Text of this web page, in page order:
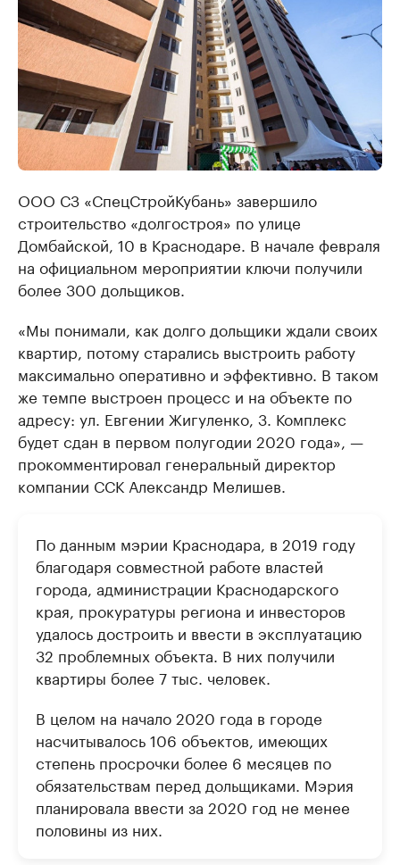
ООО СЗ «СпецСтройКубань» завершило
строительство «долгостроя» по улице
Домбайской, 10 в Краснодаре. В начале февраля
на официальном мероприятии ключи получили
более 300 дольщиков.
«Мы понимали, как долго дольщики ждали своих
квартир, потому старались выстроить работу
максимально оперативно и эффективно. В таком
же темпе выстроен процесс и на объекте по
адресу: ул. Евгении Жигуленко, 3. Комплекс
будет сдан в первом полугодии 2020 года», —
прокомментировал генеральный директор
компании ССК Александр Мелишев.
По данным мэрии Краснодара, в 2019 году
благодаря совместной работе властей
города, администрации Краснодарского
края, прокуратуры региона и инвесторов
удалось достроить и ввести в эксплуатацию
32 проблемных объекта. В них получили
квартиры более 7 тыс. человек.
В целом на начало 2020 года в городе
насчитывалось 106 объектов, имеющих
степень просрочки более 6 месяцев по
обязательствам перед дольщиками. Мэрия
планировала ввести за 2020 год не менее
половины из них.